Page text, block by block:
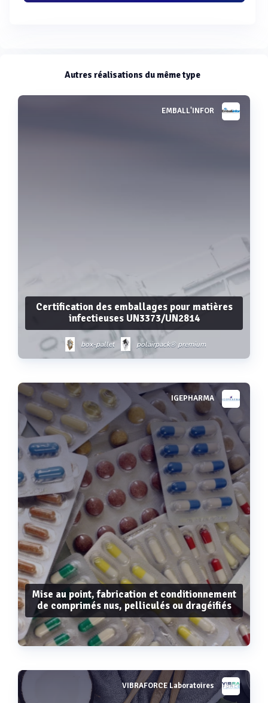
Autres réalisations du même type
EMBALL'INFOR
Certification des emballages pour matières
infectieuses UN3373/UN2814
box-pallet polairpack® premium
polairpack® reutilisable
Voir plus IGEPHARMA
Mise au point, fabrication et conditionnement
de comprimés nus, pelliculés ou dragéifiés
Voir plus
VIBRAFORCE Laboratoires